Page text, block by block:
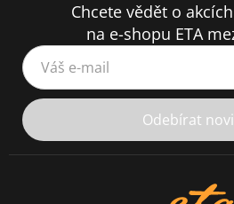
Chcete vědět o
na e-shopu ETA
Váš e-mail
Odebírat